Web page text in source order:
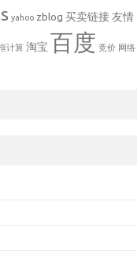
yahoo zblog 买卖链接友情
计算 淘宝 百度 竞价 网络